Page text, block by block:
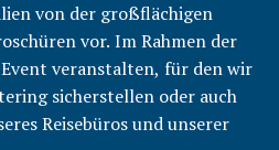
von der großflächigen
vor. Im Rahmen der
Event veranstalten, für den wir
sicherstellen oder auch
Reisebüros und unserer